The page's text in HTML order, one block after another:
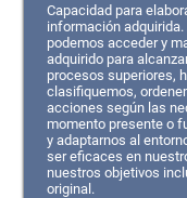
Capacidad para
información
podemos acceder y
adquirido para
procesos superiores,
clasifiquemos,
acciones según las
momento presente o
y adaptarnos al
ser eficaces en
nuestros objetivos
original.